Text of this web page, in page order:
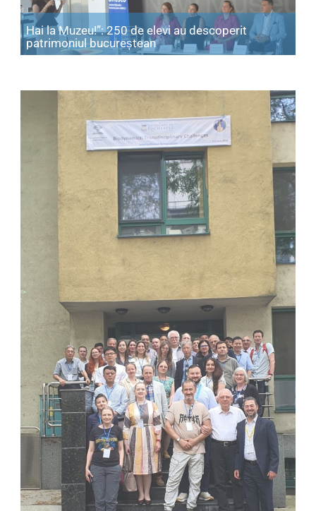
Hai la Muzeu!”: 250 de elevi au descoperit
patrimoniul bucureșteanArticol: Hai la Muzeu!”: 250